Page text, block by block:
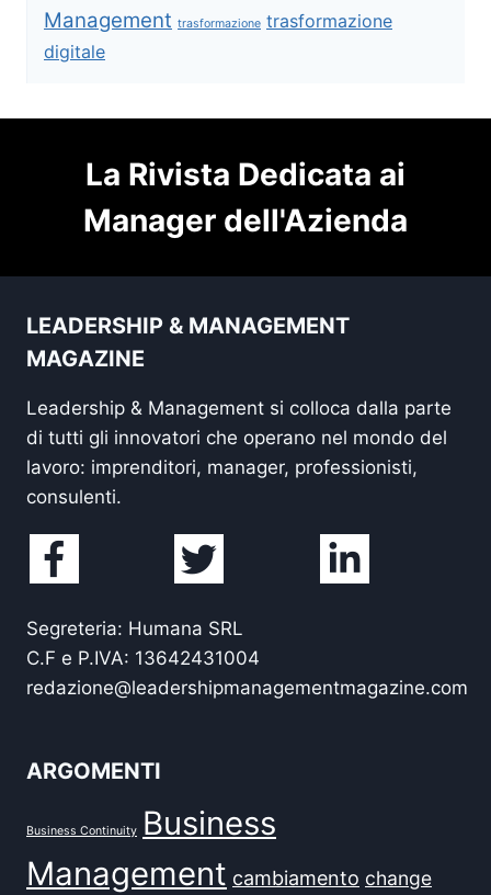
Management trasformazione trasformazione
digitale
La Rivista Dedicata ai
Manager dell'Azienda
LEADERSHIP & MANAGEMENT
MAGAZINE
Leadership & Management si colloca dalla parte
di tutti gli innovatori che operano nel mondo del
lavoro: imprenditori, manager, professionisti,
consulenti.
Segreteria: Humana SRL
C.F e P.IVA: 13642431004
redazione@leadershipmanagementmagazine.com
ARGOMENTI
Business Continuity Business
Management cambiamento change